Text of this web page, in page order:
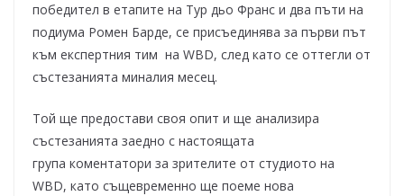
победител в етапите на Тур дьо Франс и два пъти на
подиума Ромен Барде, се присъединява за първи път
към експертния тим на WBD, след като се оттегли от
състезанията миналия месец.
Той ще предостави своя опит и ще анализира
състезанията заедно с настоящата
група коментатори за зрителите от студиото на
WBD, като същевременно ще поеме нова